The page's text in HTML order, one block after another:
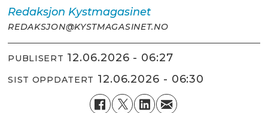
Redaksjon Kystmagasinet
REDAKSJON@KYSTMAGASINET.NO
PUBLISERT 12.06.2026 - 06:27
SIST OPPDATERT 12.06.2026 - 06:30